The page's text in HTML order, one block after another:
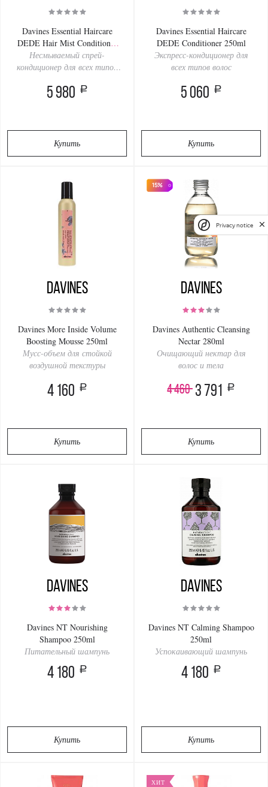
Davines Essential Haircare
DEDE Hair Mist Conditioner
250ml
Несмываемый спрей-
кондиционер для всех типов
5 980 a
Купить
Davines Essential Haircare
DEDE Conditioner 250ml
Экспресс-кондиционер для
всех типов волос
5 060 a
Купить
Davines
Davines More Inside Volume
Boosting Mousse 250ml
Мусс-объем для стойкой
воздушной текстуры
4 160 a
Купить
15%
Davines
Davines Authentic Cleansing
Nectar 280ml
Очищающий нектар для
волос и тела
4 460 3 791 a
Купить
Davines
Davines NT Nourishing
Shampoo 250ml
Питательный шампунь
4 180 a
Купить
Davines
Davines NT Calming Shampoo
250ml
Успокаивающий шампунь
4 180 a
Купить
ХИТ
Privacy notice